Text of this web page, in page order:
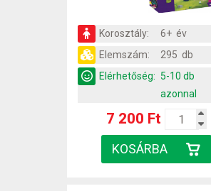
Korosztály:
6+ év
Elemszám:
295 db
Elérhetőség: 5-10 db
azonnal
7 200 Ft